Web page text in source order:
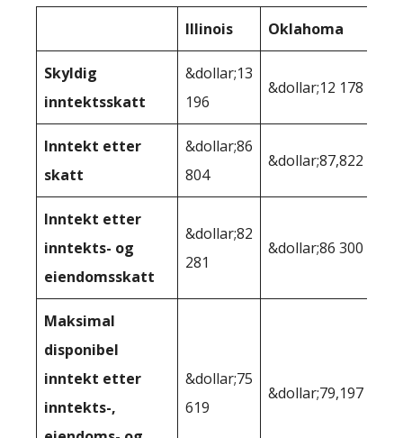
Illinois Oklahoma
Skyldig
inntektsskatt
&dollar;13
196
&dollar;12 178
Inntekt etter
skatt
&dollar;86
804
&dollar;87,822
Inntekt etter
inntekts- og
eiendomsskatt
&dollar;82
281
&dollar;86 300
Maksimal
disponibel
inntekt etter
inntekts-,
&dollar;75
619
&dollar;79,197